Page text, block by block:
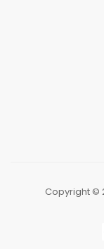
Copyright ©